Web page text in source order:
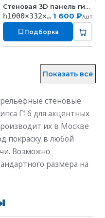
PN3026-1Стеновая 3D панель гипсовая
h1000×332×1000мм 1 600 ₽/шт
Подборка
Показать все
стеновые
Г16 для акцентных
их в Москве
покраску в любой
Возможно
размера на